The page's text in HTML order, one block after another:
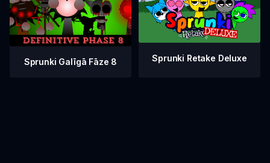
Sprunki Galīgā Fāze 8 Sprunki Retake Deluxe